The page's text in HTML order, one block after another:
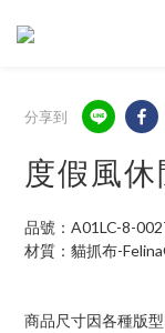
分享到
度假風
品號：A01LC-8-
材質：貓抓布-
商品尺寸因各種版